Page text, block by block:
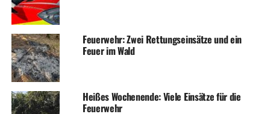
Feuerwehr: Zwei Rettungseinsätze und ein
Feuer im Wald
Heißes Wochenende: Viele Einsätze für die
Feuerwehr